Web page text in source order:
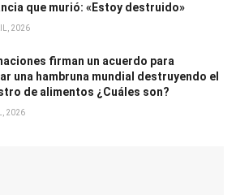
que murió: «Estoy destruido»
2026
firman un acuerdo para
una hambruna mundial destruyendo el
de alimentos ¿Cuáles son?
2026